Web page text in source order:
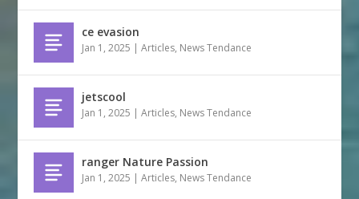
ce evasion
Jan 1, 2025 |Articles, News Tendance
jetscool
Jan 1, 2025 |Articles, News Tendance
ranger Nature Passion
Jan 1, 2025 |Articles, News Tendance